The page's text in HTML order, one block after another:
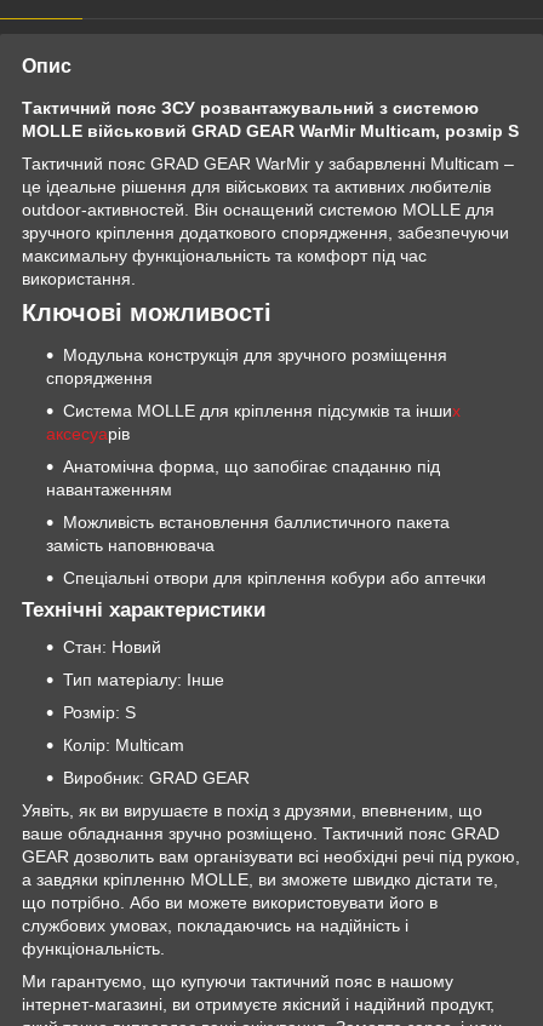
Опис
Тактичний пояс ЗСУ розвантажувальний з системою
MOLLE військовий GRAD GEAR WarMir Multicam, розмір S
Тактичний пояс GRAD GEAR WarMir у забарвленні Multicam –
це ідеальне рішення для військових та активних любителів
outdoor-активностей. Він оснащений системою MOLLE для
зручного кріплення додаткового спорядження, забезпечуючи
максимальну функціональність та комфорт під час
використання.
Ключові можливості
Модульна конструкція для зручного розміщення
спорядження
Система MOLLE для кріплення підсумків та інших
аксесуарів
Анатомічна форма, що запобігає спаданню під
навантаженням
Можливість встановлення баллистичного пакета
замість наповнювача
Спеціальні отвори для кріплення кобури або аптечки
Технічні характеристики
Стан: Новий
Тип матеріалу: Інше
Розмір: S
Колір: Multicam
Виробник: GRAD GEAR
Уявіть, як ви вирушаєте в похід з друзями, впевненим, що
ваше обладнання зручно розміщено. Тактичний пояс GRAD
GEAR дозволить вам організувати всі необхідні речі під рукою,
а завдяки кріпленню MOLLE, ви зможете швидко дістати те,
що потрібно. Або ви можете використовувати його в
службових умовах, покладаючись на надійність і
функціональність.
Ми гарантуємо, що купуючи тактичний пояс в нашому
інтернет-магазині, ви отримуєте якісний і надійний продукт,